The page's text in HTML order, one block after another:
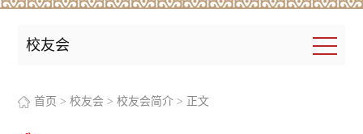
校友会
首页 >校友会 >校友会简介 > 正文